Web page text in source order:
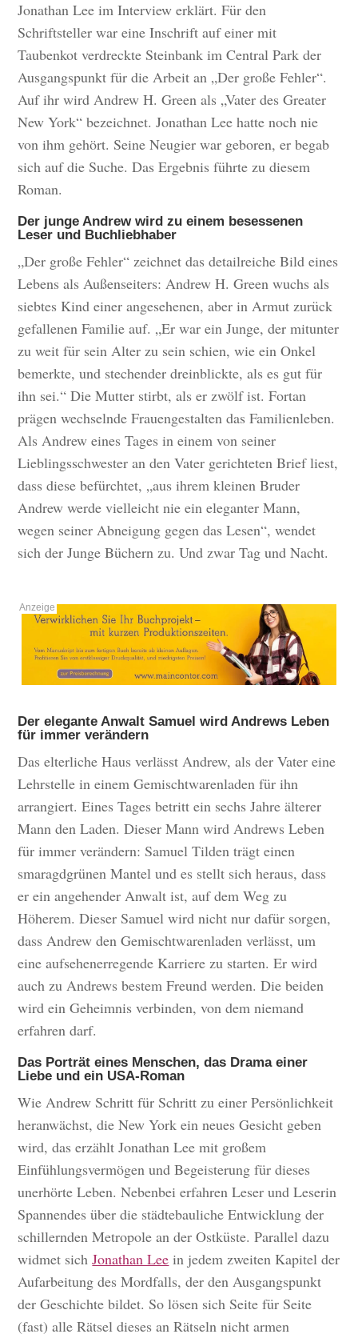
Jonathan Lee im Interview erklärt. Für den
Schriftsteller war eine Inschrift auf einer mit
Taubenkot verdreckte Steinbank im Central Park der
Ausgangspunkt für die Arbeit an „Der große Fehler“.
Auf ihr wird Andrew H. Green als „Vater des Greater
New York“ bezeichnet. Jonathan Lee hatte noch nie
von ihm gehört. Seine Neugier war geboren, er begab
sich auf die Suche. Das Ergebnis führte zu diesem
Roman.
Der junge Andrew wird zu einem besessenen
Leser und Buchliebhaber
„Der große Fehler“ zeichnet das detailreiche Bild eines
Lebens als Außenseiters: Andrew H. Green wuchs als
siebtes Kind einer angesehenen, aber in Armut zurück
gefallenen Familie auf. „Er war ein Junge, der mitunter
zu weit für sein Alter zu sein schien, wie ein Onkel
bemerkte, und stechender dreinblickte, als es gut für
ihn sei.“ Die Mutter stirbt, als er zwölf ist. Fortan
prägen wechselnde Frauengestalten das Familienleben.
Als Andrew eines Tages in einem von seiner
Lieblingsschwester an den Vater gerichteten Brief liest,
dass diese befürchtet, „aus ihrem kleinen Bruder
Andrew werde vielleicht nie ein eleganter Mann,
wegen seiner Abneigung gegen das Lesen“, wendet
sich der Junge Büchern zu. Und zwar Tag und Nacht.
Der elegante Anwalt Samuel wird Andrews Leben
für immer verändern
Das elterliche Haus verlässt Andrew, als der Vater eine
Lehrstelle in einem Gemischtwarenladen für ihn
arrangiert. Eines Tages betritt ein sechs Jahre älterer
Mann den Laden. Dieser Mann wird Andrews Leben
für immer verändern: Samuel Tilden trägt einen
smaragdgrünen Mantel und es stellt sich heraus, dass
er ein angehender Anwalt ist, auf dem Weg zu
Höherem. Dieser Samuel wird nicht nur dafür sorgen,
dass Andrew den Gemischtwarenladen verlässt, um
eine aufsehenerregende Karriere zu starten. Er wird
auch zu Andrews bestem Freund werden. Die beiden
wird ein Geheimnis verbinden, von dem niemand
erfahren darf.
Das Porträt eines Menschen, das Drama einer
Liebe und ein USA-Roman
Wie Andrew Schritt für Schritt zu einer Persönlichkeit
heranwächst, die New York ein neues Gesicht geben
wird, das erzählt Jonathan Lee mit großem
Einfühlungsvermögen und Begeisterung für dieses
unerhörte Leben. Nebenbei erfahren Leser und Leserin
Spannendes über die städtebauliche Entwicklung der
schillernden Metropole an der Ostküste. Parallel dazu
widmet sichJonathan Lee in jedem zweiten Kapitel der
Aufarbeitung des Mordfalls, der den Ausgangspunkt
der Geschichte bildet. So lösen sich Seite für Seite
(fast) alle Rätsel dieses an Rätseln nicht armen